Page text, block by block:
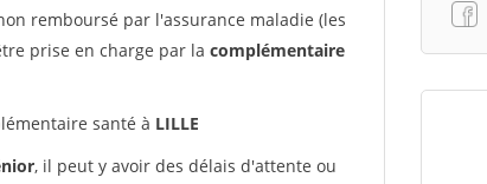
remboursé par l'assurance maladie (les
prise en charge par la complémentaire
santé à LILLE
, il peut y avoir des délais d'attente ou